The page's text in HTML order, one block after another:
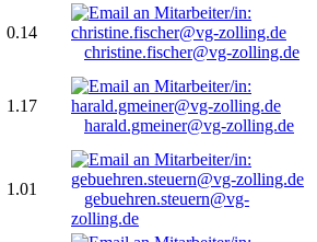
0.14
christine.fischer@vg-zolling.de
1.17
harald.gmeiner@vg-zolling.de
1.01
gebuehren.steuern@vg-
zolling.de